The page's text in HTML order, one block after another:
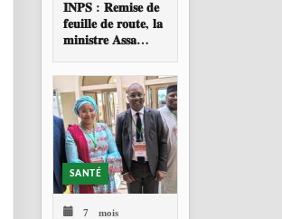
𝐈𝐍𝐏𝐒 : 𝐑𝐞𝐦𝐢𝐬𝐞 𝐝𝐞
𝐟𝐞𝐮𝐢𝐥𝐥𝐞 𝐝𝐞 𝐫𝐨𝐮𝐭𝐞, 𝐥𝐚
𝐦𝐢𝐧𝐢𝐬𝐭𝐫𝐞 𝐀𝐬𝐬𝐚
𝐚𝐩𝐩𝐞𝐥𝐥𝐞 à 𝐮𝐧𝐞
𝐫𝐞𝐬𝐭𝐫𝐮𝐜𝐭𝐮𝐫𝐚𝐭𝐢𝐨𝐧
𝐩𝐫𝐨𝐟𝐨𝐧𝐝𝐞 𝐝𝐞 𝐥
SANTÉ
7 mois